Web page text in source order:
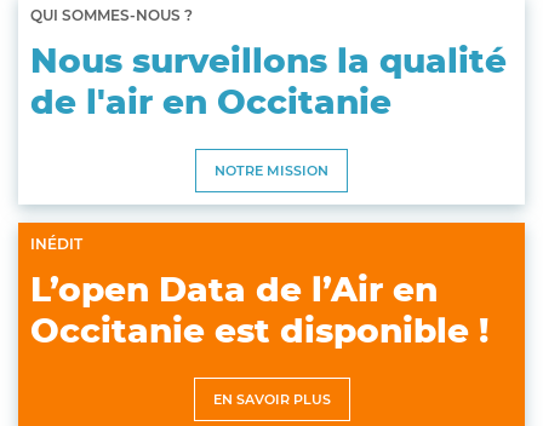
QUI SOMMES-NOUS ?
Nous surveillons la qualité
de l'air en Occitanie
NOTRE MISSION
INÉDIT
L’open Data de l’Air en
Occitanie est disponible !
EN SAVOIR PLUS